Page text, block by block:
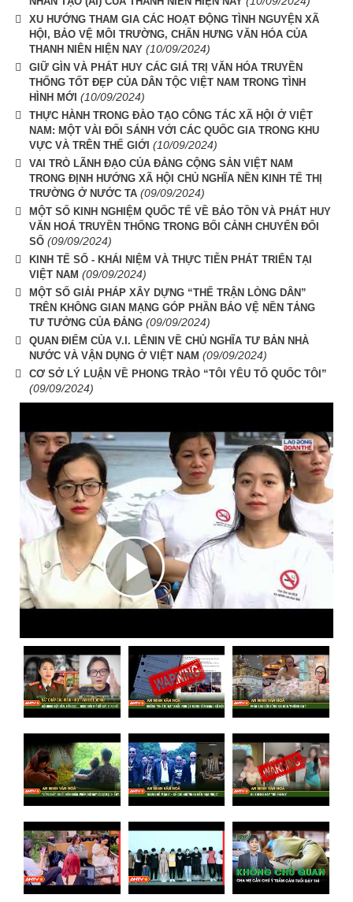
XU HƯỚNG THAM GIA CÁC HOẠT ĐỘNG TÌNH NGUYỆN XÃ
HỘI, BẢO VỆ MÔI TRƯỜNG, CHẤN HƯNG VĂN HÓA CỦA
THANH NIÊN HIỆN NAY (10/09/2024)
GIỮ GÌN VÀ PHÁT HUY CÁC GIÁ TRỊ VĂN HÓA TRUYỀN
THỐNG TỐT ĐẸP CỦA DÂN TỘC VIỆT NAM TRONG TÌNH
HÌNH MỚI (10/09/2024)
THỰC HÀNH TRONG ĐÀO TẠO CÔNG TÁC XÃ HỘI Ở VIỆT
NAM: MỘT VÀI ĐỐI SÁNH VỚI CÁC QUỐC GIA TRONG KHU
VỰC VÀ TRÊN THẾ GIỚI (10/09/2024)
VAI TRÒ LÃNH ĐẠO CỦA ĐẢNG CỘNG SẢN VIỆT NAM
TRONG ĐỊNH HƯỚNG XÃ HỘI CHỦ NGHĨA NỀN KINH TẾ THỊ
TRƯỜNG Ở NƯỚC TA (09/09/2024)
MỘT SỐ KINH NGHIỆM QUỐC TẾ VỀ BẢO TỒN VÀ PHÁT HUY
VĂN HOÁ TRUYỀN THỐNG TRONG BỐI CẢNH CHUYỂN ĐỔI
SỐ (09/09/2024)
KINH TẾ SỐ - KHÁI NIỆM VÀ THỰC TIỄN PHÁT TRIỂN TẠI
VIỆT NAM (09/09/2024)
MỘT SỐ GIẢI PHÁP XÂY DỰNG “THẾ TRẬN LÒNG DÂN”
TRÊN KHÔNG GIAN MẠNG GÓP PHẦN BẢO VỆ NỀN TẢNG
TƯ TƯỞNG CỦA ĐẢNG (09/09/2024)
QUAN ĐIỂM CỦA V.I. LÊNIN VỀ CHỦ NGHĨA TƯ BẢN NHÀ
NƯỚC VÀ VẬN DỤNG Ở VIỆT NAM (09/09/2024)
CƠ SỞ LÝ LUẬN VỀ PHONG TRÀO “TÔI YÊU TỔ QUỐC TÔI”
(09/09/2024)